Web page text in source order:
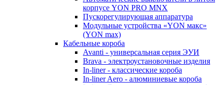
корпусе YON PRO MNX
Пускорегулирующая аппаратура
Модульные устройства «YON макс»
(YON max)
Кабельные короба
Avanti - универсальная серия ЭУИ
Brava - электроустановочные изделия
In-liner - классические короба
In-liner Aero - алюминиевые короба